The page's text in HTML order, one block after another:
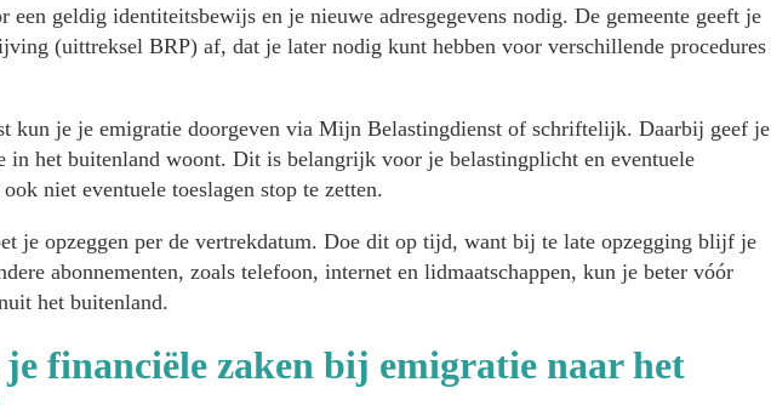
een geldig identiteitsbewijs en je nieuwe adresgegevens nodig. De gemeente geeft je
(uittreksel BRP) af, dat je later nodig kunt hebben voor verschillende procedures
kun je je emigratie doorgeven via Mijn Belastingdienst of schriftelijk. Daarbij geef je
in het buitenland woont. Dit is belangrijk voor je belastingplicht en eventuele
niet eventuele toeslagen stop te zetten.
je opzeggen per de vertrekdatum. Doe dit op tijd, want bij te late opzegging blijf je
abonnementen, zoals telefoon, internet en lidmaatschappen, kun je beter vóór
het buitenland.
je financiële zaken bij emigratie naar het